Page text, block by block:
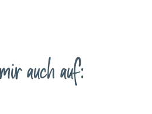
auch auf: